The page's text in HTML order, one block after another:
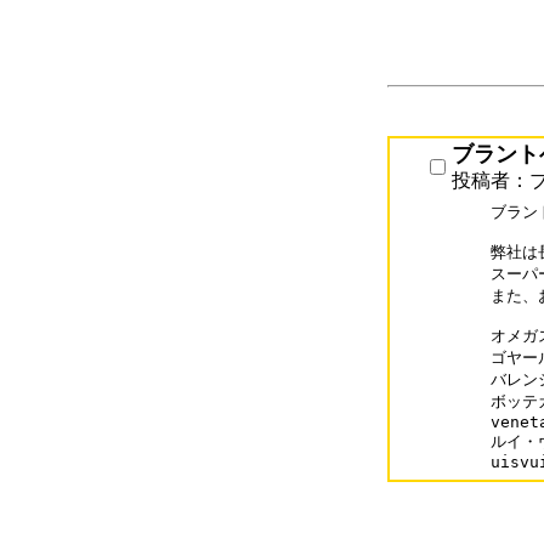
ブラン
投稿者：
ブラン
弊社は
スーパ
また、
オメ
ゴヤ
バレ
ボッ
ルイ